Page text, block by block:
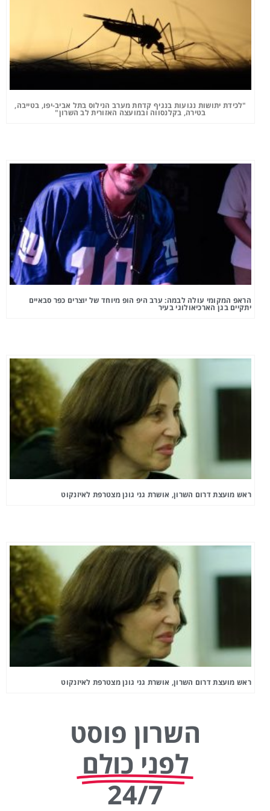
"לכידת יתושות נגועות בנגיף קדחת מערב הנילוס בתל אביב-יפו, בטייבה,
בטירה, בקלנסווה ובמועצה האזורית לב השרון"
הראפ המקומי עולה לבמה: ערב היפ הופ מיוחד של יוצרים כפר סבאיים
יתקיים בגן הארכיאולוגי בעיר
ראש מועצת דרום השרון, אושרת גני גונן מצטרפת לאיזנקוט
ראש מועצת דרום השרון, אושרת גני גונן מצטרפת לאיזנקוט
השרון פוסט
לפני כולם
24/7